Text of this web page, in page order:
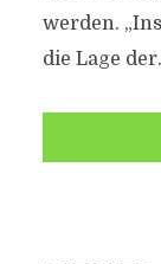
werden.
die Lage